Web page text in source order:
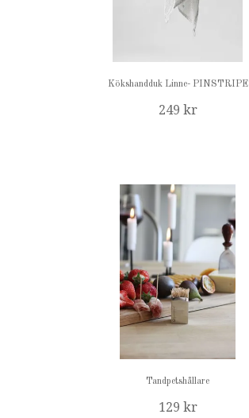
Kökshandduk Linne- PINSTRIPE
249 kr
Tandpetshållare
129 kr